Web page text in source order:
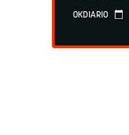
OKDIARIO